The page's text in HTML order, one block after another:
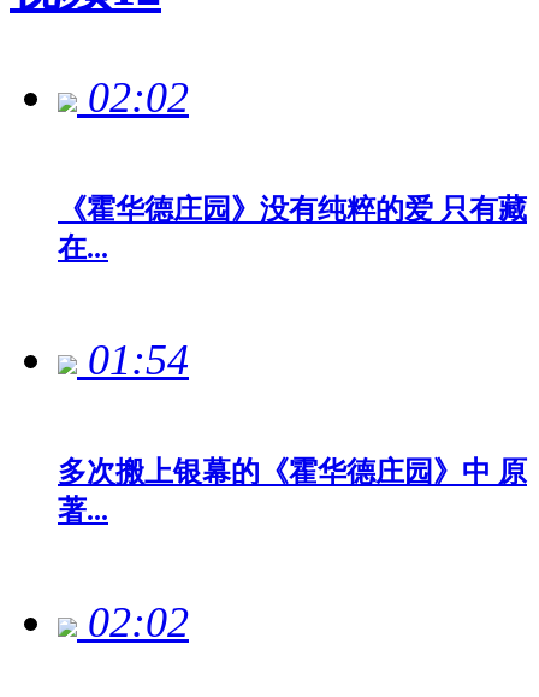
02:02
《霍华德庄园》没有纯粹的爱 只有藏
在...
01:54
多次搬上银幕的《霍华德庄园》中 原
著...
02:02